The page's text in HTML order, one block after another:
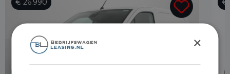
€ 26.990 €
×